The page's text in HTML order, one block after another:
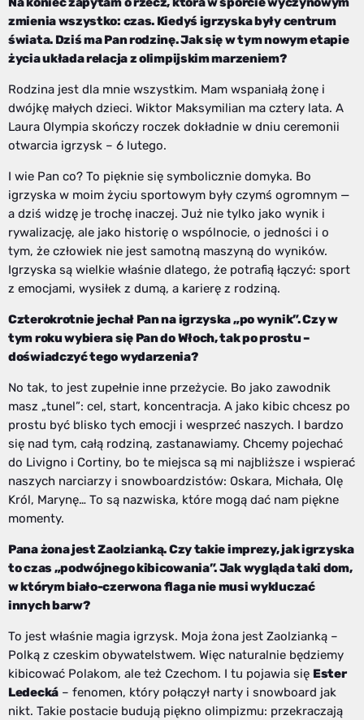
zmienia wszystko: czas. Kiedyś igrzyska były centrum
świata. Dziś ma Pan rodzinę. Jak się w tym nowym etapie
życia układa relacja z olimpijskim marzeniem?
Rodzina jest dla mnie wszystkim. Mam wspaniałą żonę i
dwójkę małych dzieci. Wiktor Maksymilian ma cztery lata. A
Laura Olympia skończy roczek dokładnie w dniu ceremonii
otwarcia igrzysk – 6 lutego.
I wie Pan co? To pięknie się symbolicznie domyka. Bo
igrzyska w moim życiu sportowym były czymś ogromnym —
a dziś widzę je trochę inaczej. Już nie tylko jako wynik i
rywalizację, ale jako historię o wspólnocie, o jedności i o
tym, że człowiek nie jest samotną maszyną do wyników.
Igrzyska są wielkie właśnie dlatego, że potrafią łączyć: sport
z emocjami, wysiłek z dumą, a karierę z rodziną.
Czterokrotnie jechał Pan na igrzyska „po wynik”. Czy w
tym roku wybiera się Pan do Włoch, tak po prostu –
doświadczyć tego wydarzenia?
No tak, to jest zupełnie inne przeżycie. Bo jako zawodnik
masz „tunel”: cel, start, koncentracja. A jako kibic chcesz po
prostu być blisko tych emocji i wesprzeć naszych. I bardzo
się nad tym, całą rodziną, zastanawiamy. Chcemy pojechać
do Livigno i Cortiny, bo te miejsca są mi najbliższe i wspierać
naszych narciarzy i snowboardzistów: Oskara, Michała, Olę
Król, Marynę… To są nazwiska, które mogą dać nam piękne
momenty.
Pana żona jest Zaolzianką. Czy takie imprezy, jak igrzyska
to czas „podwójnego kibicowania”. Jak wygląda taki dom,
w którym biało-czerwona flaga nie musi wykluczać
innych barw?
To jest właśnie magia igrzysk. Moja żona jest Zaolzianką –
Polką z czeskim obywatelstwem. Więc naturalnie będziemy
kibicować Polakom, ale też Czechom. I tu pojawia się Ester
Ledecká– fenomen, który połączył narty i snowboard jak
nikt. Takie postacie budują piękno olimpizmu: przekraczają